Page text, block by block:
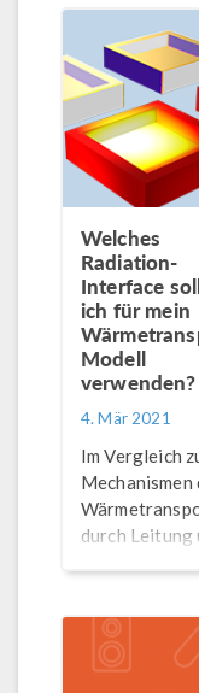
Multiphysik-
Simulationen
der
neuer und
verbesserter
Welches
Radiation-
Interface
ich für mein
Modell
verwenden?
4. Mär 2021
Im Vergleich
Mechanismen
durch Leitung
durch
einzigartige